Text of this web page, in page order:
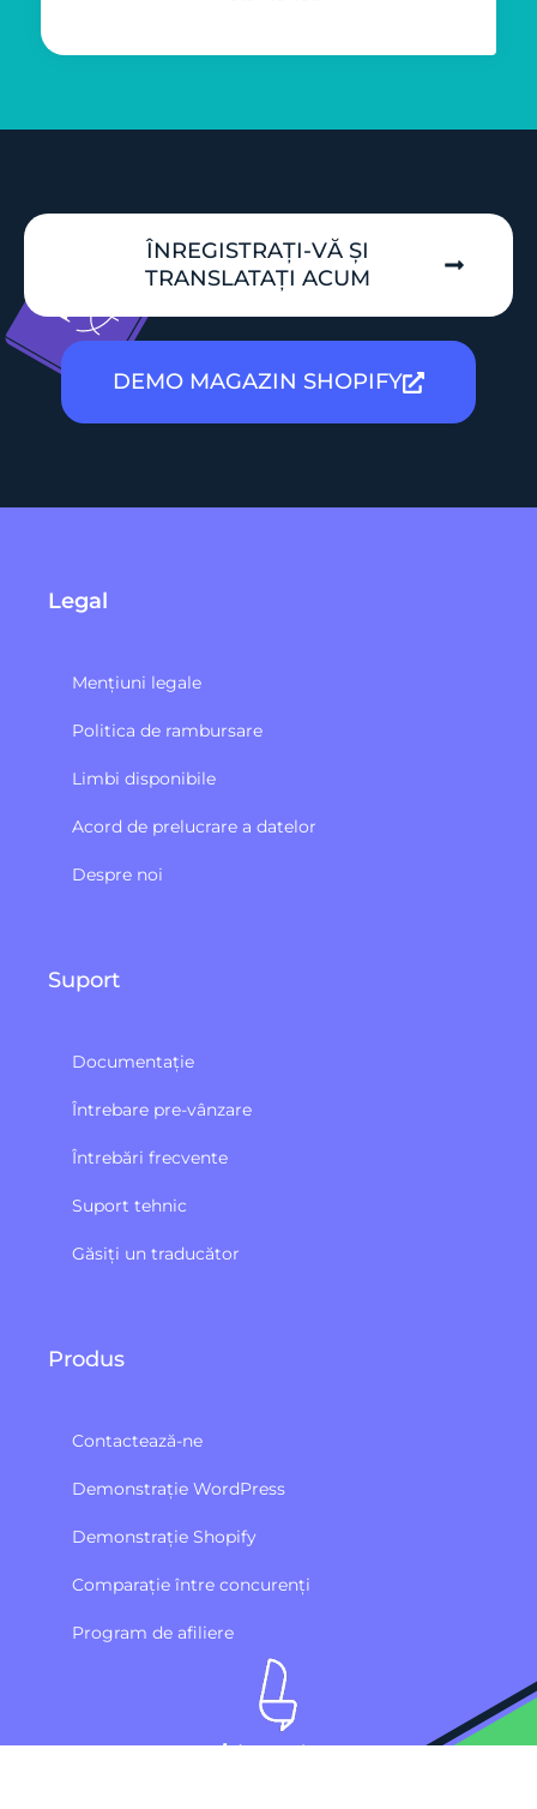
ÎNREGISTRAȚI-VĂ ȘI
TRANSLATAȚI ACUM
DEMO MAGAZIN SHOPIFY
Legal
Mențiuni legale
Politica de rambursare
Limbi disponibile
Acord de prelucrare a datelor
Despre noi
Suport
Documentație
Întrebare pre-vânzare
Întrebări frecvente
Suport tehnic
Găsiți un traducător
Produs
Contactează-ne
Demonstrație WordPress
Demonstrație Shopify
Comparație între concurenți
Program de afiliere